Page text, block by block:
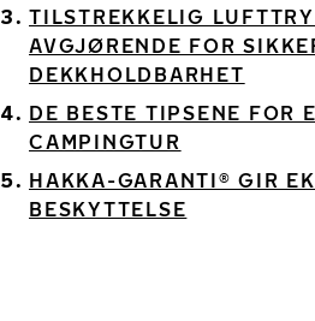
TILSTREKKELIG
AVGJØRENDE FOR
DEKKHOLDBARHET
DE BESTE TIPSENE FOR
CAMPINGTUR
HAKKA-GARANTI® GIR
BESKYTTELSE